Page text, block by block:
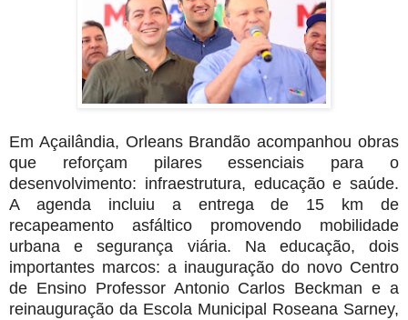
Em Açailândia, Orleans Brandão acompanhou obras
que reforçam pilares essenciais para o
desenvolvimento: infraestrutura, educação e saúde.
A agenda incluiu a entrega de 15 km de
recapeamento asfáltico promovendo mobilidade
urbana e segurança viária. Na educação, dois
importantes marcos: a inauguração do novo Centro
de Ensino Professor Antonio Carlos Beckman e a
reinauguração da Escola Municipal Roseana Sarney,